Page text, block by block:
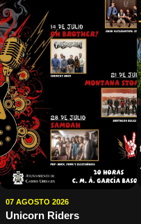
07 AGOSTO 2026
Unicorn Riders